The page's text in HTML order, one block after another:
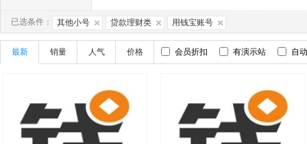
已选条件： 其他小号 贷款理财类 用钱宝账号
最新 销量 人气 价格 会员折扣 有演示站 自